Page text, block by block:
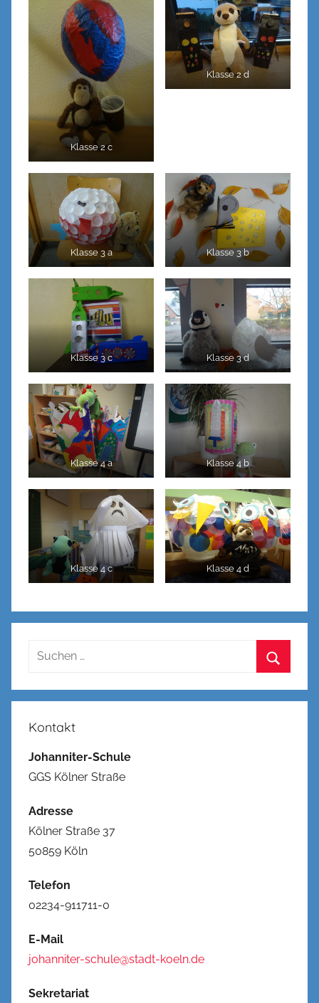
Klasse 2 c
Klasse 2 d
Klasse 3 a Klasse 3 b
Klasse 3 c Klasse 3 d
Klasse 4 a Klasse 4 b
Klasse 4 c Klasse 4 d
Suchen
Kontakt
Johanniter-Schule
GGS Kölner Straße
Adresse
Kölner Straße 37
50859 Köln
Telefon
02234-911711-0
E-Mail
johanniter-schule@stadt-koeln.de
Sekretariat